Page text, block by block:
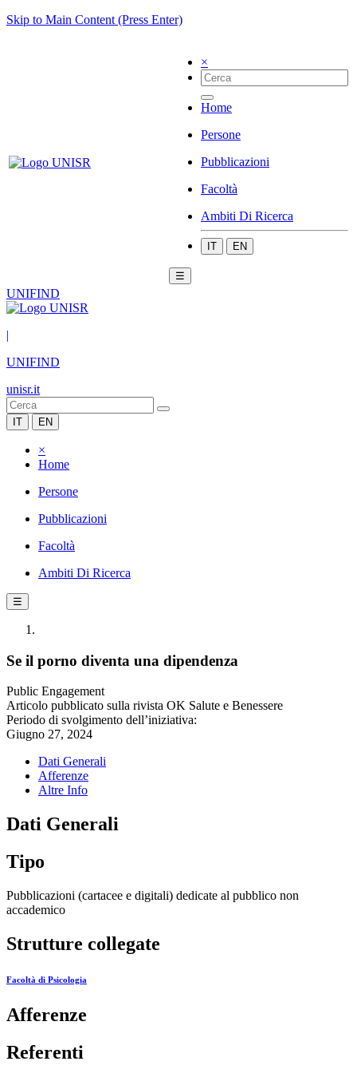
Skip to Main Content (Press Enter)
×
Home
Persone
Pubblicazioni
Facoltà
Ambiti Di Ricerca
IT EN
☰
UNIFIND
|
UNIFIND
unisr.it
IT EN
×
Home
Persone
Pubblicazioni
Facoltà
Ambiti Di Ricerca
☰
Se il porno diventa una dipendenza
Public Engagement
Articolo pubblicato sulla rivista OK Salute e Benessere
Periodo di svolgimento dell’iniziativa:
Giugno 27, 2024
Dati Generali
Afferenze
Altre Info
Dati Generali
Tipo
Pubblicazioni (cartacee e digitali) dedicate al pubblico non
accademico
Strutture collegate
Facoltà di Psicologia
Afferenze
Referenti